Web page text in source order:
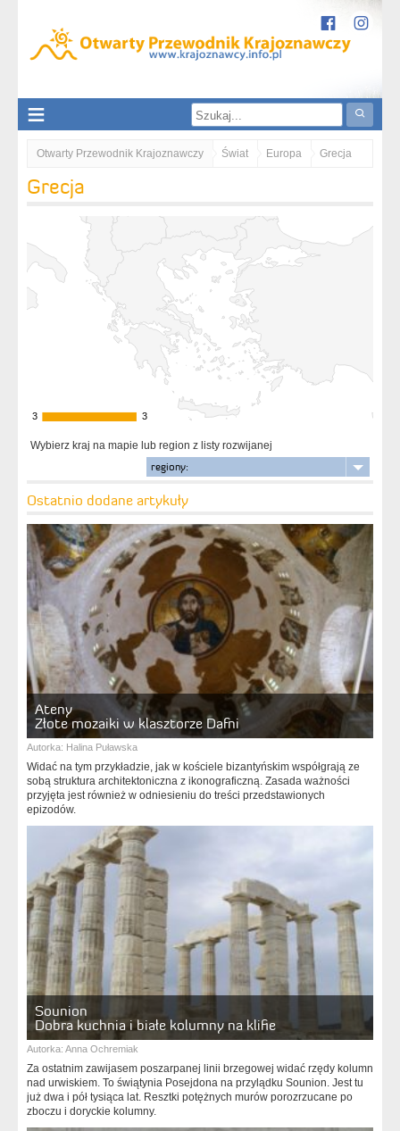
Otwarty Przewodnik Krajoznawczy Świat Europa Grecja
Attyka
Grecja
3
3 3
3
Wybierz kraj na mapie lub region z listy rozwijanej
regiony:
Ostatnio dodane artykuły
Ateny
Złote mozaiki w klasztorze Dafni
Autorka: Halina Puławska
Widać na tym przykładzie, jak w kościele bizantyńskim współgrają ze
sobą struktura architektoniczna z ikonograficzną. Zasada ważności
przyjęta jest również w odniesieniu do treści przedstawionych
epizodów.
Sounion
Dobra kuchnia i białe kolumny na klifie
Autorka: Anna Ochremiak
Za ostatnim zawijasem poszarpanej linii brzegowej widać rzędy kolumn
nad urwiskiem. To świątynia Posejdona na przylądku Sounion. Jest tu
już dwa i pół tysiąca lat. Resztki potężnych murów porozrzucane po
zboczu i doryckie kolumny.